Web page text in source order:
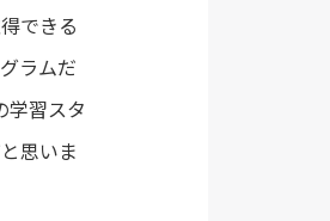
できる
ラムだ
学習スタ
思いま